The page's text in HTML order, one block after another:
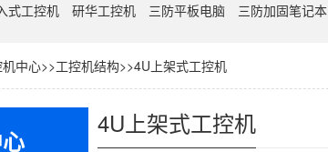
式工控机 研华工控机 三防平板电脑 三防加固笔记本
中心>>工控机结构>>4U上架式工控机
4U上架式工控机